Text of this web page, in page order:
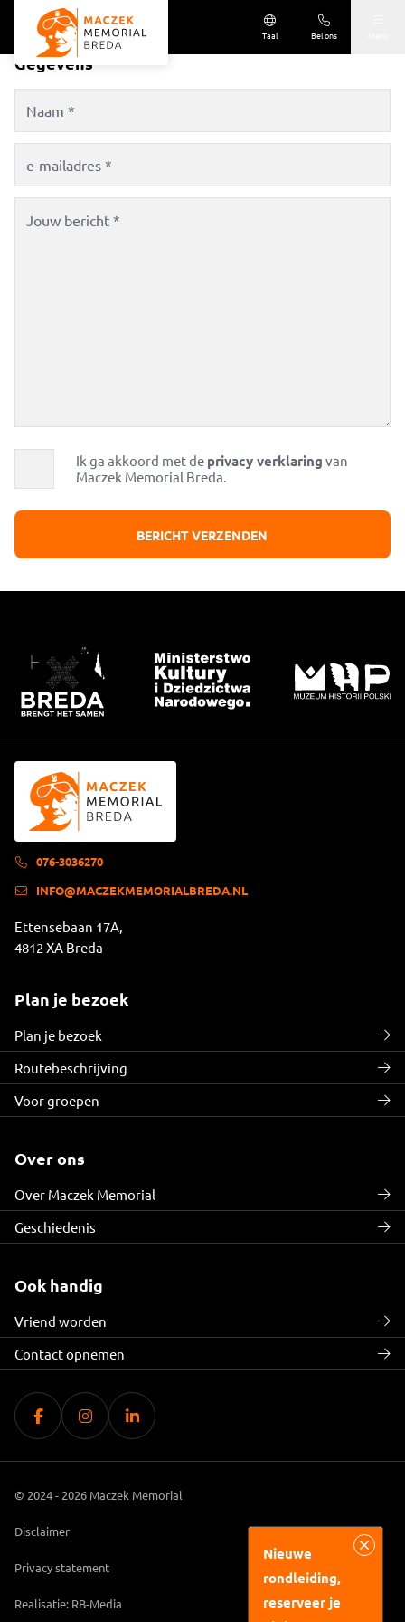
Taal
Powered by
Bel ons
Memorial bezoeken
Plan je bezoek
Openingstijden
Bezoek voor scholen
Agenda
Collectie
Geschiedenis
Steun het Memorial
Nieuws
Gegevens
Ik ga akkoord met de privacy verklaring van
Maczek Memorial Breda.
076-3036270
INFO@MACZEKMEMORIALBREDA.NL
Ettensebaan 17A,
4812 XA Breda
Plan je bezoek
Plan je bezoek
Routebeschrijving
Voor groepen
Over ons
Over Maczek Memorial
Geschiedenis
Ook handig
Vriend worden
Contact opnemen
© 2024 - 2026 Maczek Memorial
Disclaimer
Privacy statement
Realisatie: RB-Media
Nieuwe
rondleiding,
reserveer je